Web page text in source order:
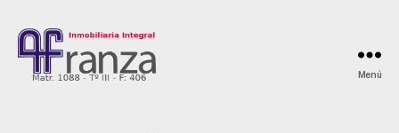
Menú